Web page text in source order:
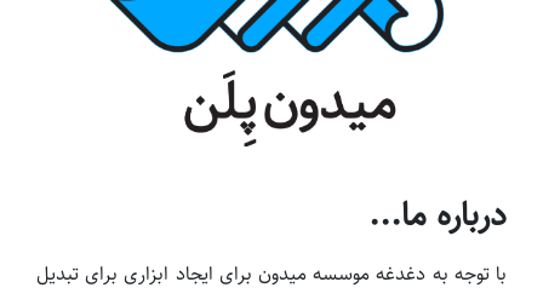
...درباره ما
با توجه به دغدغه موسسه میدون برای ایجاد ابزاری برای تبدیل